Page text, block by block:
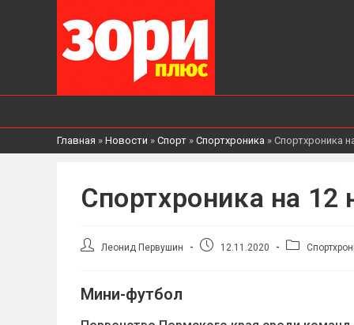
Главная » Новости » Спорт » Спортхроника » Спортхроника
Спортхроника на 12
АвторЛеонид Первушин
Запись12.11.2020
Рубрика
Мини-футбол